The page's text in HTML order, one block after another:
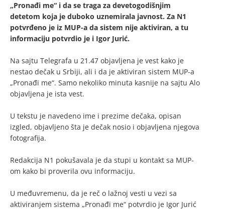
„Pronađi me“ i da se traga za devetogodišnjim
detetom koja je duboko uznemirala javnost. Za N1
potvrđeno je iz MUP-a da sistem nije aktiviran, a tu
informaciju potvrdio je i Igor Jurić.
Na sajtu Telegrafa u 21.47 objavljena je vest kako je
nestao dečak u Srbiji, ali i da je aktiviran sistem MUP-a
„Pronađi me“. Samo nekoliko minuta kasnije na sajtu Alo
objavljena je ista vest.
U tekstu je navedeno ime i prezime dečaka, opisan
izgled, objavljeno šta je dečak nosio i objavljena njegova
fotografija.
Redakcija N1 pokušavala je da stupi u kontakt sa MUP-
om kako bi proverila ovu informaciju.
U međuvremenu, da je reč o lažnoj vesti u vezi sa
aktiviranjem sistema „Pronađi me“ potvrdio je Igor Jurić